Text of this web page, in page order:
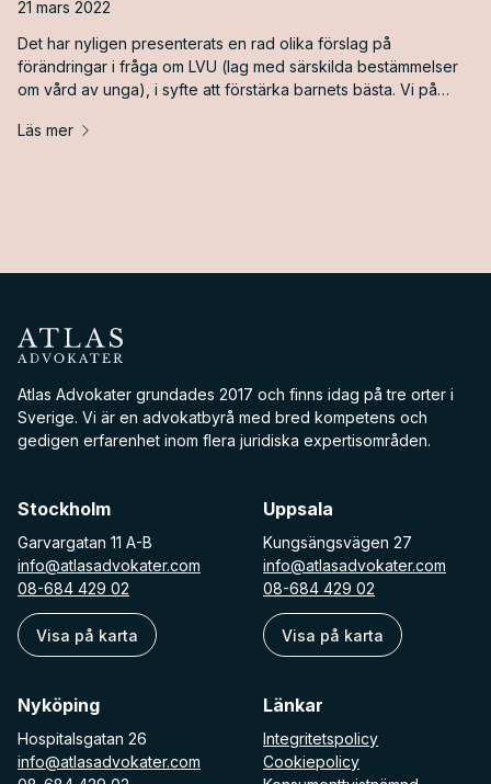
21 mars 2022
Det har nyligen presenterats en rad olika förslag på
förändringar i fråga om LVU (lag med särskilda bestämmelser
om vård av unga), i syfte att förstärka barnets bästa. Vi på
efterlängtade och kommer att ge barnen ett förstärkt skydd.
Läs mer
Atlas Advokater grundades 2017 och finns idag på tre orter i
Sverige. Vi är en advokatbyrå med bred kompetens och
gedigen erfarenhet inom flera juridiska expertisområden.
Stockholm
Garvargatan 11 A-B
info@atlasadvokater.com
08-684 429 02
Visa på karta
Uppsala
Kungsängsvägen 27
info@atlasadvokater.com
08-684 429 02
Visa på karta
Nyköping
Hospitalsgatan 26
info@atlasadvokater.com
Länkar
Integritetspolicy
Cookiepolicy